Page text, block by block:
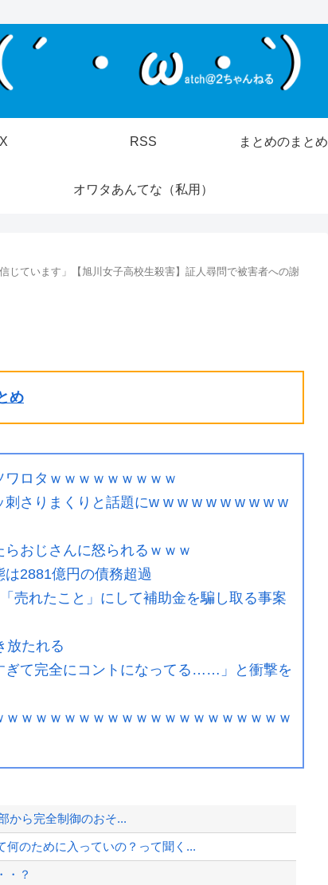
X RSS まとめのまとめ
オワタあんてな（私用）
じています」【旭川女子高校生殺害】証人尋問で被害者への謝
め
ワロタｗｗｗｗｗｗｗｗｗ
刺さりまくりと話題にw w w w w w w w w w
らおじさんに怒られるｗｗｗ
2881億円の債務超過
売れたこと」にして補助金を騙し取る事案
放たれる
ぎて完全にコントになってる……」と衝撃を
ｗｗｗｗｗｗｗｗｗｗｗｗｗｗｗｗｗｗｗ
から完全制御のおそ...
何のために入っていの？って聞く...
・？